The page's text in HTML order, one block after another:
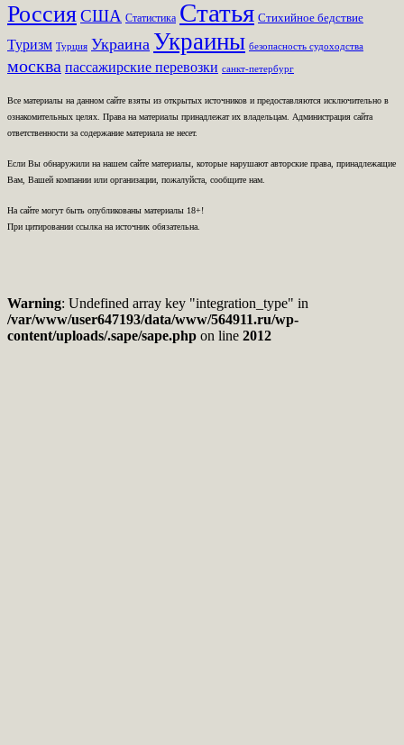
РоссияСША Статистика Статья Стихийное бедствие
Туризм Турция Украина Украины безопасность судоходства
москва пассажирские перевозки санкт-петербург
Все материалы на данном сайте взяты из открытых источников и предоставляются исключительно в
ознакомительных целях. Права на материалы принадлежат их владельцам. Администрация сайта
ответственности за содержание материала не несет.
Если Вы обнаружили на нашем сайте материалы, которые нарушают авторские права, принадлежащие
Вам, Вашей компании или организации, пожалуйста, сообщите нам.
На сайте могут быть опубликованы материалы 18+!
При цитировании ссылка на источник обязательна.
Warning: Undefined array key "integration_type" in
/var/www/user647193/data/www/564911.ru/wp-
content/uploads/.sape/sape.php on line 2012